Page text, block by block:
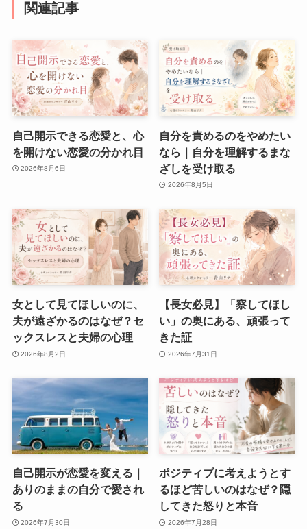
関連記事
自己開示できる恋愛と、心
を開けない恋愛の分かれ目
2026年8月6日
自分を責めるのをやめたい
なら｜自分を理解するまな
ざしを受け取る
2026年8月5日
女として見てほしいのに、
夫が遠ざかるのはなぜ？セ
ックスレスと夫婦の心理
2026年8月2日
【長女必見】「察してほし
い」の奥にある、頑張って
きた証
2026年7月31日
自己開示が恋愛を変える｜
ありのままの自分で愛され
る
2026年7月30日
ポジティブに考えようとす
るほど苦しいのはなぜ？隠
してきた怒りと本音
2026年7月28日